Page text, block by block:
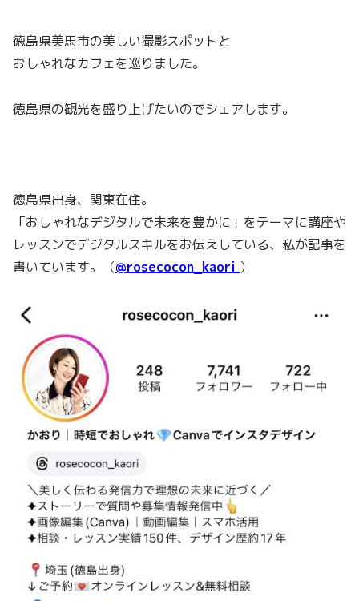
徳島県美馬市の美しい撮影スポットと
おしゃれなカフェを巡りました。
徳島県の観光を盛り上げたいのでシェアします。
徳島県出身、関東在住。
「おしゃれなデジタルで未来を豊かに」をテーマに講座や
レッスンでデジタルスキルをお伝えしている、私が記事を
書いています。（@rosecocon_kaori ）